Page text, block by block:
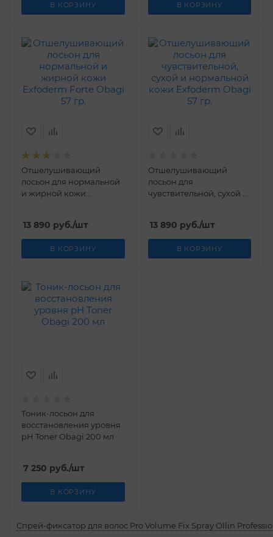
В КОРЗИНУ В КОРЗИНУ
Отшелушивающий
лосьон для нормальной
и жирной кожи
13 890 руб./шт
В КОРЗИНУ
Отшелушивающий
лосьон для
чувствительной, сухой и
13 890 руб./шт
В КОРЗИНУ
Тоник-лосьон для
восстановления уровня
pH Toner Obagi 200 мл
7 250 руб./шт
В КОРЗИНУ
Спрей-фиксатор для волос Pro Volume Fix Spray Ollin